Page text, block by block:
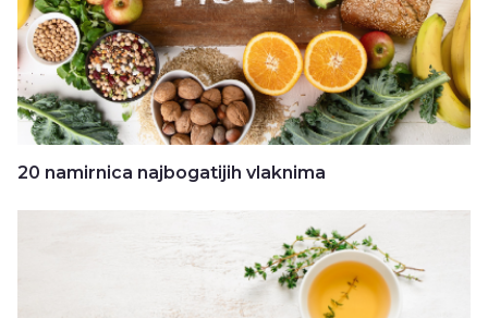
20 namirnica najbogatijih vlaknima